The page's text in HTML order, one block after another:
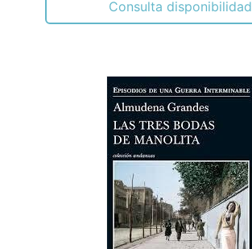
Consulta disponibilidad